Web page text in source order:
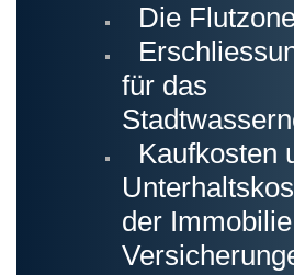
Die
für das
Kaufkosten
der
Florida - Der